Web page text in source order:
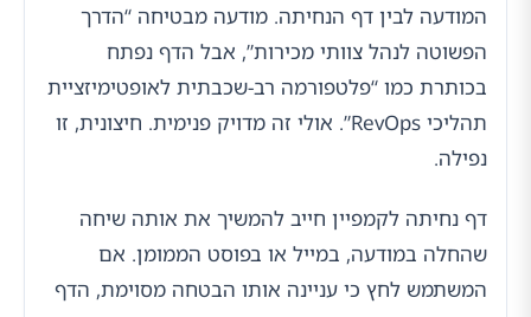
המודעה לבין דף הנחיתה. מודעה מבטיחה “הדרך
הפשוטה לנהל צוותי מכירות”, אבל הדף נפתח
בכותרת כמו “פלטפורמה רב-שכבתית לאופטימיזציית
תהליכי RevOps”. אולי זה מדויק פנימית. חיצונית, זו
נפילה.
דף נחיתה לקמפיין חייב להמשיך את אותה שיחה
שהחלה במודעה, במייל או בפוסט הממומן. אם
המשתמש לחץ כי עניינה אותו הבטחה מסוימת, הדף